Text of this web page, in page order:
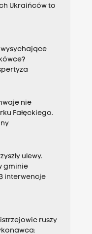
Ukraińców to
nie
Fałęckiego.
ulewy.
gminie
interwencje
ruszy